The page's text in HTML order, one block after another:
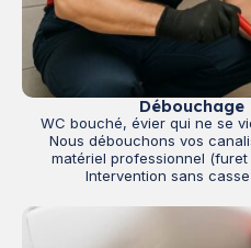
WC bouché, évier qui ne se
Nous débouchons vos
matériel professionnel
Intervention sans